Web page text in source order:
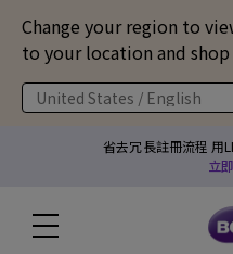
Change your region to
to your location and
United States / English
省去冗長註冊流程 用
立